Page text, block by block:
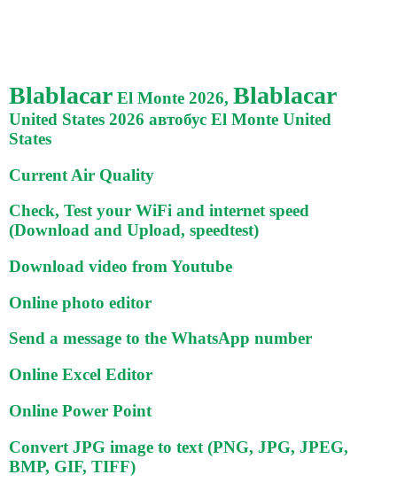
Blablacar El Monte 2026, Blablacar
United States 2026 автобус El Monte United
States
Current Air Quality
Check, Test your WiFi and internet speed
(Download and Upload, speedtest)
Download video from Youtube
Online photo editor
Send a message to the WhatsApp number
Online Excel Editor
Online Power Point
Convert JPG image to text (PNG, JPG, JPEG,
BMP, GIF, TIFF)